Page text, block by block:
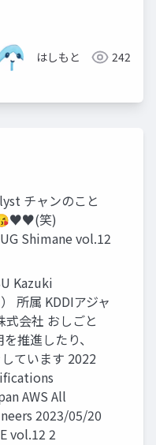
はしもと 242
チャンのこと
笑)
Shimane vol.12
Kazuki
所属 KDDIアジャ
会社 おしごと
推進したり、
ています 2022
AWS All
2023/05/20
vol.12 2